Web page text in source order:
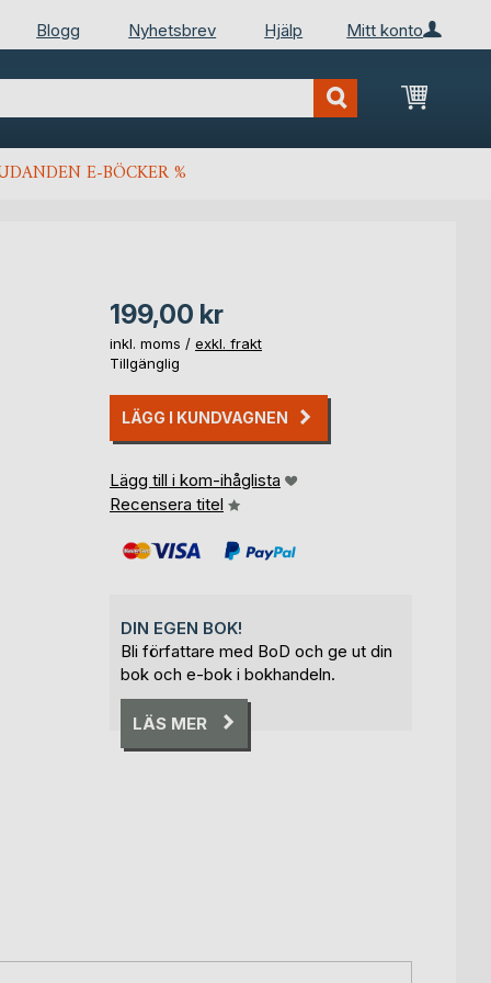
Mitt konto
Blogg Nyhetsbrev Hjälp
Min
E-BÖCKER %
199,00 kr
inkl. moms / exkl. frakt
Tillgänglig
LÄGG I KUNDVAGNEN
Lägg till i kom-ihåglista
Recensera titel
DIN EGEN BOK!
Bli författare med BoD och ge ut din
bok och e-bok i bokhandeln.
LÄS MER